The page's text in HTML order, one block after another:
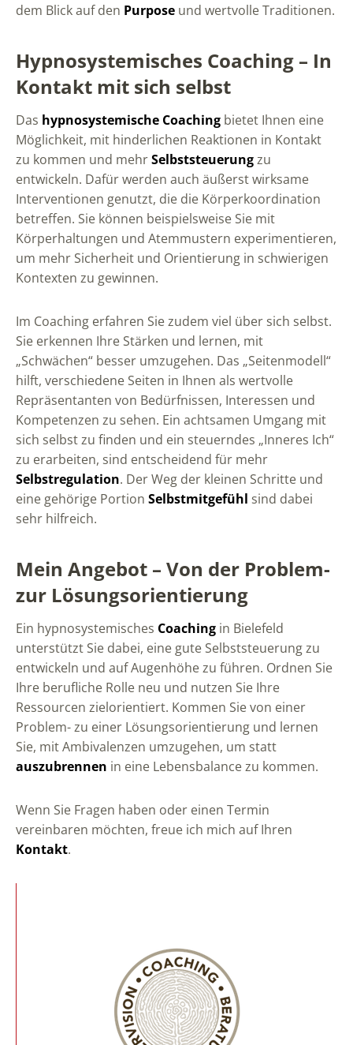
dem Blick auf den Purpose und wertvolle Traditionen.
Hypnosystemisches Coaching – In
Kontakt mit sich selbst
Das hypnosystemische Coaching bietet Ihnen eine
Möglichkeit, mit hinderlichen Reaktionen in Kontakt
zu kommen und mehrSelbststeuerungzu
entwickeln. Dafür werden auch äußerst wirksame
Interventionen genutzt, die die Körperkoordination
betreffen. Sie können beispielsweise Sie mit
Körperhaltungen und Atemmustern experimentieren,
um mehr Sicherheit und Orientierung in schwierigen
Kontexten zu gewinnen.
Im Coaching erfahren Sie zudem viel über sich selbst.
Sie erkennen Ihre Stärken und lernen, mit
„Schwächen“ besser umzugehen. Das „Seitenmodell“
hilft, verschiedene Seiten in Ihnen als wertvolle
Repräsentanten von Bedürfnissen, Interessen und
Kompetenzen zu sehen. Ein achtsamen Umgang mit
sich selbst zu finden und ein steuerndes „Inneres Ich“
zu erarbeiten, sind entscheidend für mehr
Selbstregulation. Der Weg der kleinen Schritte und
eine gehörige Portion Selbstmitgefühl sind dabei
sehr hilfreich.
Mein Angebot – Von der Problem-
zur Lösungsorientierung
Ein hypnosystemisches Coaching in Bielefeld
unterstützt Sie dabei, eine gute Selbststeuerung zu
entwickeln und auf Augenhöhe zu führen. Ordnen Sie
Ihre berufliche Rolle neu und nutzen Sie Ihre
Ressourcen zielorientiert. Kommen Sie von einer
Problem- zu einer Lösungsorientierung und lernen
Sie, mit Ambivalenzen umzugehen, um statt
auszubrennen in eine Lebensbalance zu kommen.
Wenn Sie Fragen haben oder einen Termin
vereinbaren möchten, freue ich mich auf Ihren
Kontakt.